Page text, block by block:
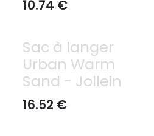
10.74 €
Sac à langer
Urban Warm
Sand - Jollein
16.52 €